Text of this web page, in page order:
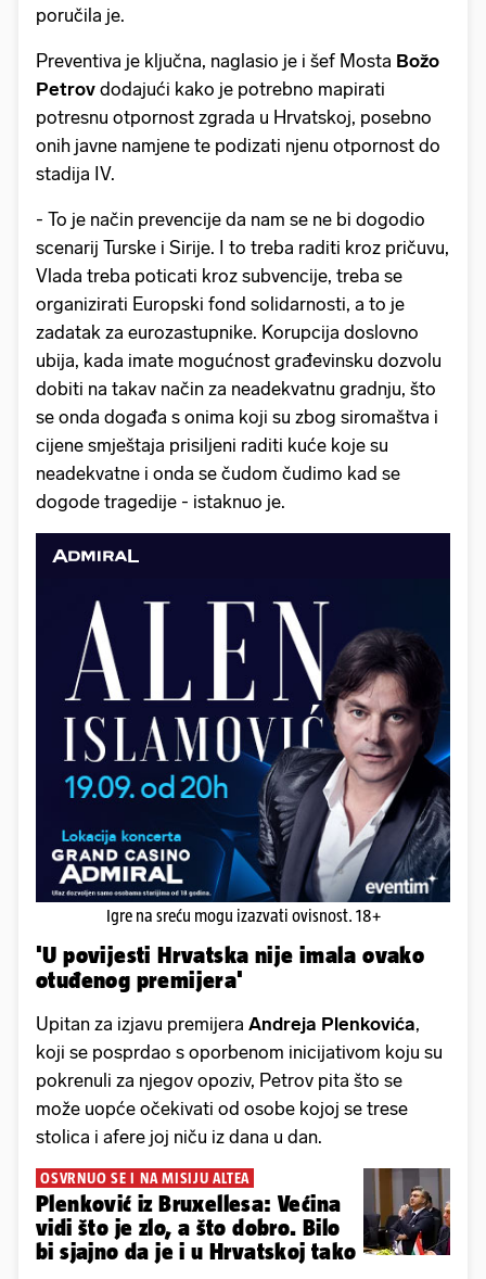
poručila je.
Preventiva je ključna, naglasio je i šef Mosta Božo
Petrov dodajući kako je potrebno mapirati
potresnu otpornost zgrada u Hrvatskoj, posebno
onih javne namjene te podizati njenu otpornost do
stadija IV.
- To je način prevencije da nam se ne bi dogodio
scenarij Turske i Sirije. I to treba raditi kroz pričuvu,
Vlada treba poticati kroz subvencije, treba se
organizirati Europski fond solidarnosti, a to je
zadatak za eurozastupnike. Korupcija doslovno
ubija, kada imate mogućnost građevinsku dozvolu
dobiti na takav način za neadekvatnu gradnju, što
se onda događa s onima koji su zbog siromaštva i
cijene smještaja prisiljeni raditi kuće koje su
neadekvatne i onda se čudom čudimo kad se
dogode tragedije - istaknuo je.
Igre na sreću mogu izazvati ovisnost. 18+
'U povijesti Hrvatska nije imala ovako
otuđenog premijera'
Upitan za izjavu premijera Andreja Plenkovića,
koji se posprdao s oporbenom inicijativom koju su
pokrenuli za njegov opoziv, Petrov pita što se
može uopće očekivati od osobe kojoj se trese
stolica i afere joj niču iz dana u dan.
OSVRNUO SE I NA MISIJU ALTEA
Plenković iz Bruxellesa: Većina
vidi što je zlo, a što dobro. Bilo
bi sjajno da je i u Hrvatskoj tako